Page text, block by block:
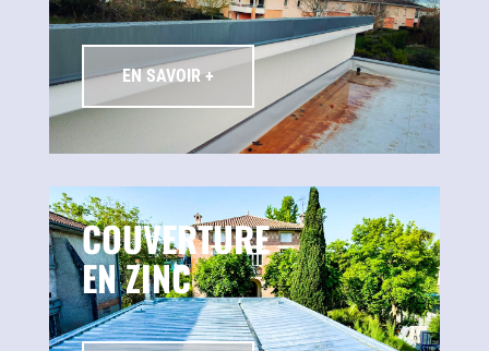
EN SAVOIR +
COUVERTURE
EN ZINC